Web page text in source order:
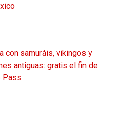
con samuráis, vikingos y
antiguas: gratis el fin de
Pass